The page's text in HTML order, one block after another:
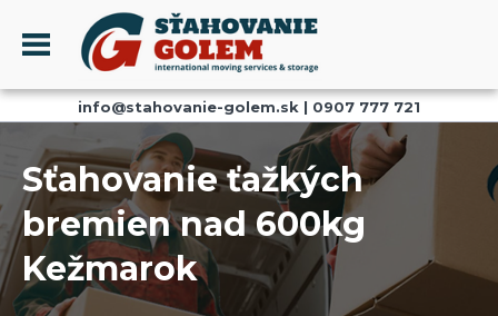
Menu
PROFIL
SŤAHOVANIE - SŤAHOVACIE SLUŽBY
DOPRAVA - DOPRAVNÉ SLUŽBY
AKCIE A ZĽAVY
SKLADOVANIE
REFERENCIE
info@stahovanie-golem.sk | 0907 777 721
Sťahovanie ťažkých
bremien nad 600kg
Kežmarok